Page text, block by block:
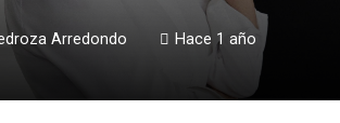
Arredondo Hace 1 año